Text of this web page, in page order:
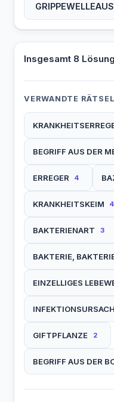
Insgesamt 8
VERWANDTE
BEGRIFF AUS DER
ERREGER 4
KRANKHEITSKEIM 4
BAKTERIENART 3
BAKTERIE,
EINZELLIGES
GIFTPFLANZE 2
BEGRIFF AUS DER